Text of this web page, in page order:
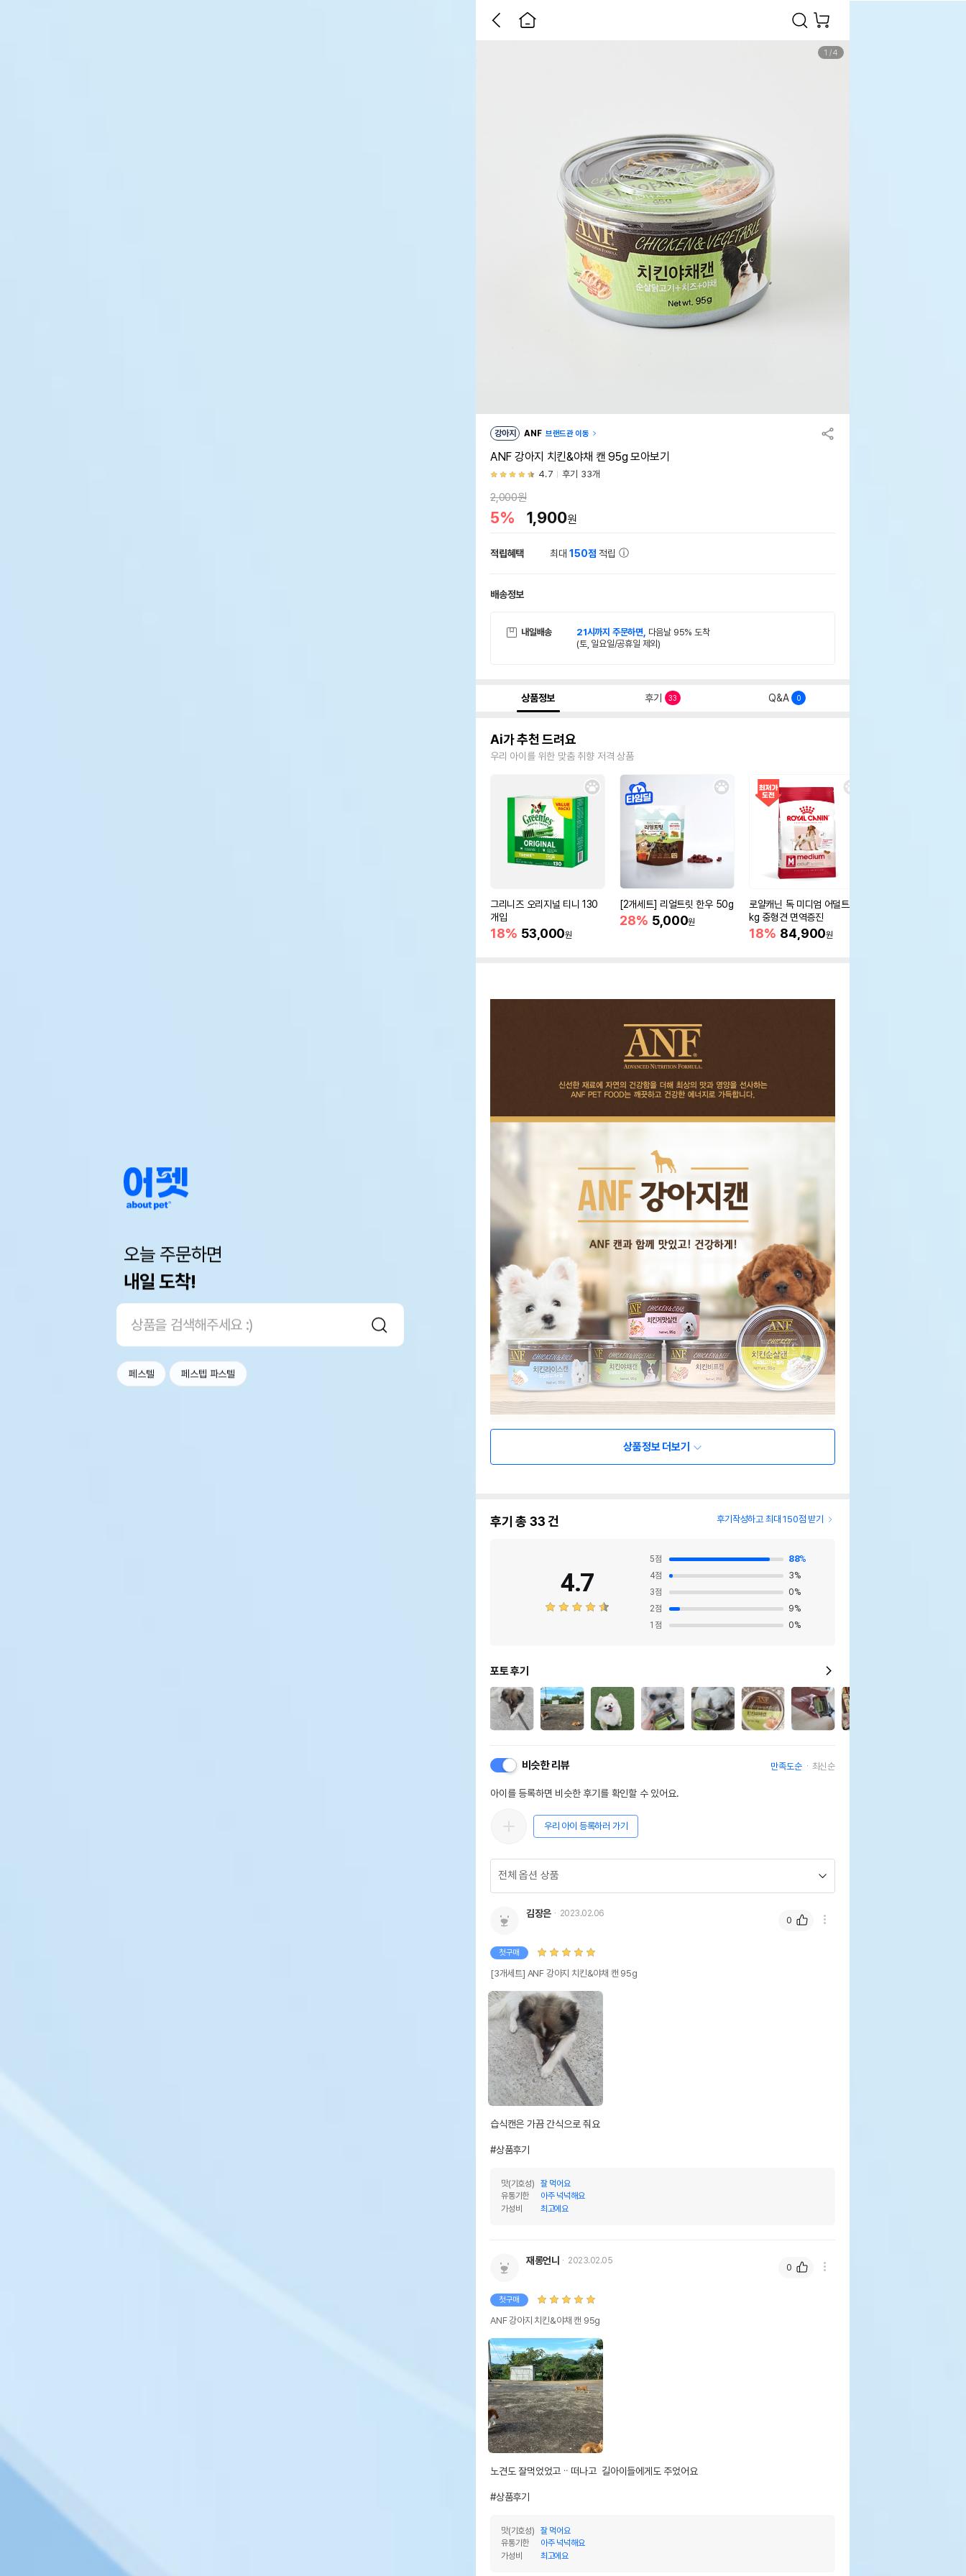
오늘 주문하면
내일 도착!
페스텔 페스텝 파스텔
1 /4
강아지 ANF 브랜드관 이동
ANF 강아지 치킨&야채 캔 95g 모아보기
4.7 후기 33개
2,000원
5% 1,900원
적립혜택 최대150점 적립
배송정보
내일배송 21시까지 주문하면, 다음날 95% 도착
(토, 일요일/공휴일 제외)
상품정보 후기 33 Q&A 0
Ai가 추천 드려요
우리 아이를 위한 맞춤 취향 저격 상품
그리니즈 오리지널 티니 130
개입
18% 53,000원
[2개세트] 리얼트릿 한우 50g
28% 5,000원
로얄캐닌 독 미디엄 어덜트 10
kg 중형견 면역증진
18% 84,900원
상품정보 더보기
후기 총 33건 후기작성하고 최대 150점 받기
4.7
5점 88%
4점 3%
3점 0%
2점 9%
1 점 0%
포토 후기
비슷한 리뷰 만족도순 최신순
아이를 등록하면 비슷한 후기를 확인할 수 있어요.
우리 아이 등록하러 가기
김장은 2023.02.06
첫구매
[3개세트] ANF 강아지 치킨&야채 캔 95g
습식캔은 가끔 간식으로 줘요
#상품후기
맛(기호성)
잘 먹어요
유통기한
아주 넉넉해요
가성비
최고에요
0
재롱언니 2023.02.05
첫구매
ANF 강아지 치킨&야채 캔 95g
노견도 잘먹었었고ᆢ떠나고  길아이들에게도 주었어요
#상품후기
맛(기호성)
잘 먹어요
유통기한
아주 넉넉해요
가성비
최고에요
0